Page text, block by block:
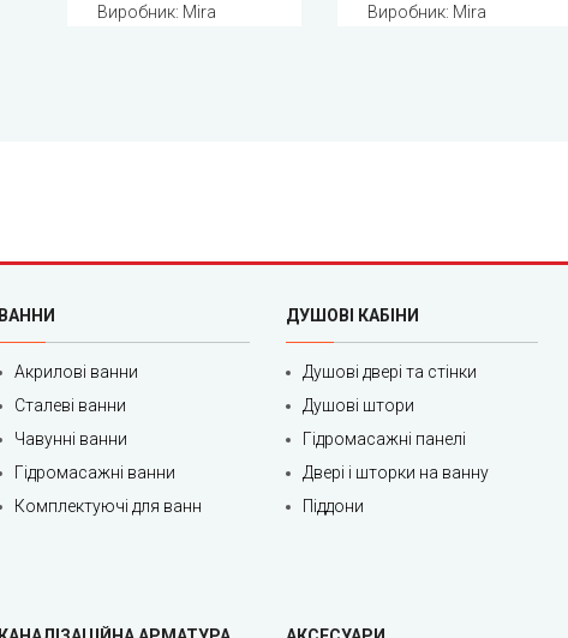
Виробник: Mira Виробник: Mira
ВАННИ
Акрилові ванни
Сталеві ванни
Чавунні ванни
Гідромасажні ванни
Комплектуючі для ванн
ДУШОВІ КАБІНИ
Душові двері та стінки
Душові штори
Гідромасажні панелі
Двері і шторки на ванну
Піддони